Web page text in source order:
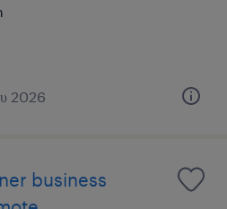
2026
business